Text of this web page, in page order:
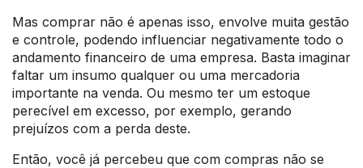
Mas comprar não é apenas isso, envolve muita gestão
e controle, podendo influenciar negativamente todo o
andamento financeiro de uma empresa. Basta imaginar
faltar um insumo qualquer ou uma mercadoria
importante na venda. Ou mesmo ter um estoque
perecível em excesso, por exemplo, gerando
prejuízos com a perda deste.
Então, você já percebeu que com compras não se